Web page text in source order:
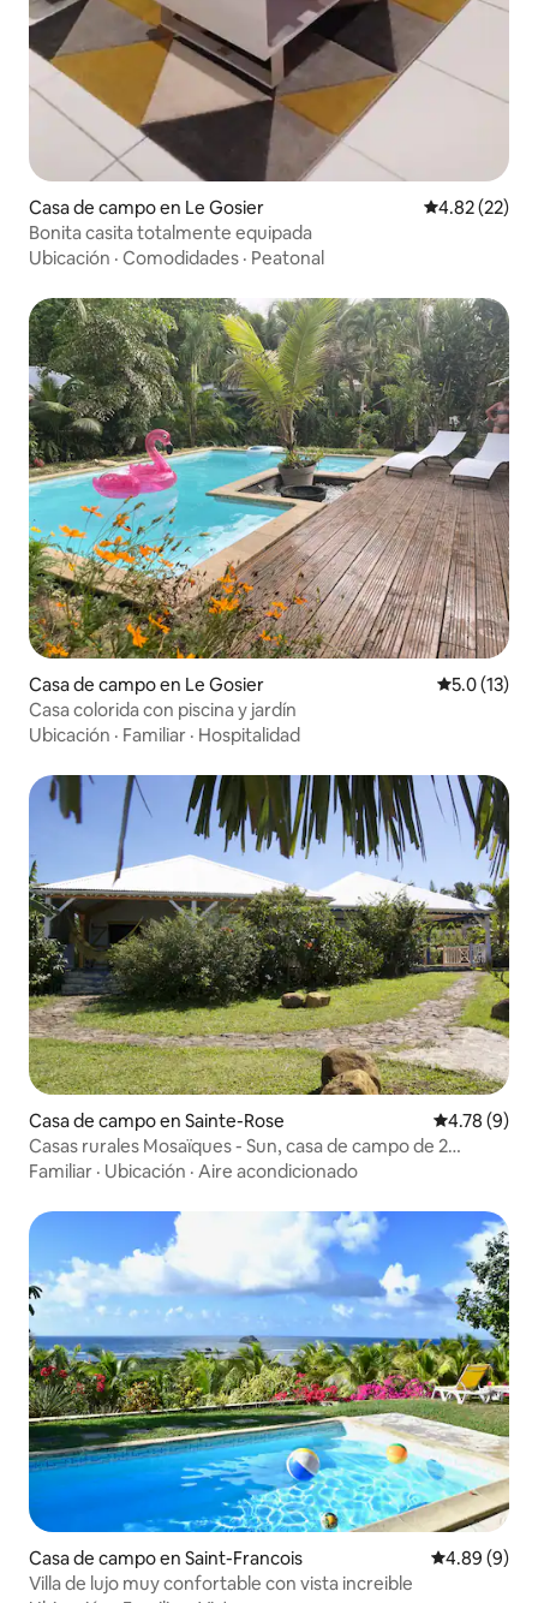
Casa de campo en Le Gosier Calificación
4.82 (22)
Bonita casita totalmente equipada
Ubicación · Comodidades · Peatonal
Casa de campo en Le Gosier Calificación
5.0 (13)
Casa colorida con piscina y jardín
Ubicación · Familiar · Hospitalidad
Casa de campo en Sainte-Rose Calificación
4.78 (9)
Casas rurales Mosaïques - Sun, casa de campo de 2
dormitorios, 90 m²
Familiar · Ubicación · Aire acondicionado
Casa de campo en Saint-Francois Calificación
4.89 (9)
Villa de lujo muy confortable con vista increible